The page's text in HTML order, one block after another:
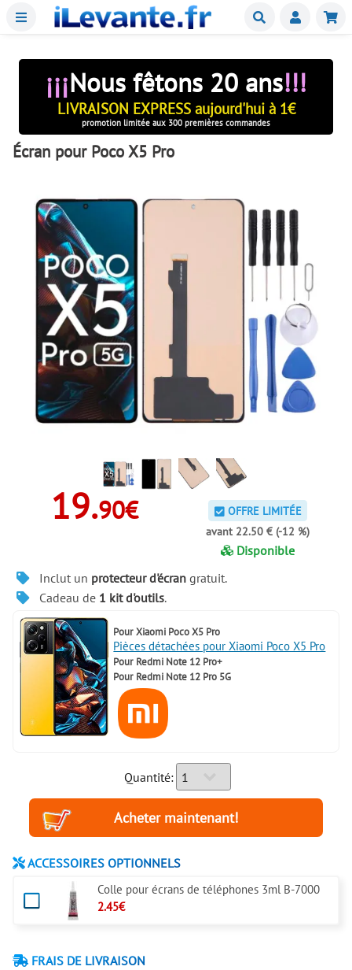
Menu Buscar
¡¡¡Nous fêtons 20 ans!!!
LIVRAISON EXPRESS aujourd'hui à 1€
promotion limitée aux 300 premières commandes
Écran pour Poco X5 Pro
19.90€
OFFRE LIMITÉE
avant 22.50 € (-12 %)
Disponible
Inclut un protecteur d'écrangratuit.
Cadeau de 1 kit d'outils.
Pour Xiaomi Poco X5 Pro
Pièces détachées pour Xiaomi Poco X5 Pro
Pour Redmi Note 12 Pro+
Pour Redmi Note 12 Pro 5G
Quantité:
ACCESSOIRES OPTIONNELS
Colle pour écrans de téléphones 3ml B-7000
2.45€
FRAIS DE LIVRAISON